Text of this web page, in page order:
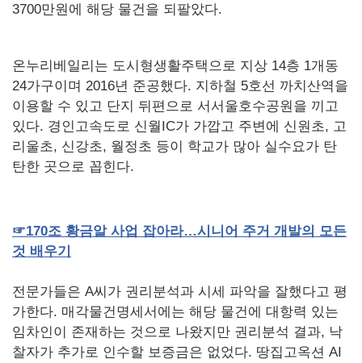
3700만원에 해당 물건을 되팔았다.
온누리베일리는 도시형생활주택으로 지상 14층 1개동
24가구이며 2016년 준공했다. 지하철 5호선 까치산역을
이용할 수 있고 단지 뒤편으로 서서울호수공원을 끼고
있다. 경인고속도로 신월IC가 가깝고 주변에 신원초, 고
리울초, 신강초, 월정초 등이 학교가 많아 실수요가 탄
탄한 곳으로 꼽힌다.
☞170조 황금알 사업 잡아라…시니어 주거 개발의 모든
것 배우기
전문가들은 A씨가 권리분석과 시세 파악을 잘했다고 평
가한다. 매각물건명세서에는 해당 물건에 대항력 있는
임차인이 존재하는 것으로 나왔지만 권리분석 결과, 낙
찰자가 추가로 인수할 보증금은 없었다. 땅집고옥션 AI